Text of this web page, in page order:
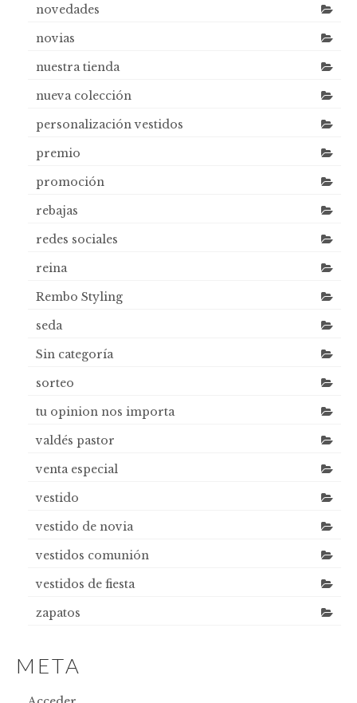
novedades
novias
nuestra tienda
nueva colección
personalización vestidos
premio
promoción
rebajas
redes sociales
reina
Rembo Styling
seda
Sin categoría
sorteo
tu opinion nos importa
valdés pastor
venta especial
vestido
vestido de novia
vestidos comunión
vestidos de fiesta
zapatos
META